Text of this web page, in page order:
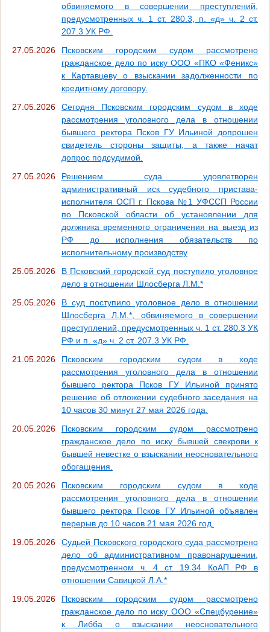
обвиняемого в совершении преступлений,
предусмотренных ч. 1 ст. 280.3, п. «д» ч. 2 ст.
207.3 УК РФ.
27.05.2026
Псковским городским судом рассмотрено
гражданское дело по иску ООО «ПКО «Феникс»
к Картавцеву о взыскании задолженности по
кредитному договору.
27.05.2026
Сегодня Псковским городским судом в ходе
рассмотрения уголовного дела в отношении
бывшего ректора Псков ГУ Ильиной допрошен
свидетель стороны защиты, а также начат
допрос подсудимой.
27.05.2026
Решением суда удовлетворен
административный иск судебного пристава-
исполнителя ОСП г. Пскова №1 УФССП России
по Псковской области об установлении для
должника временного ограничения на выезд из
РФ до исполнения обязательств по
исполнительному производству
25.05.2026
В Псковский городской суд поступило уголовное
дело в отношении Шлосберга Л.М.*
25.05.2026
В суд поступило уголовное дело в отношении
Шлосберга Л.М.*, обвиняемого в совершении
преступлений, предусмотренных ч. 1 ст. 280.3 УК
РФ и п. «д» ч. 2 ст. 207.3 УК РФ.
21.05.2026
Псковским городским судом в ходе
рассмотрения уголовного дела в отношении
бывшего ректора Псков ГУ Ильиной принято
решение об отложении судебного заседания на
10 часов 30 минут 27 мая 2026 года.
20.05.2026
Псковским городским судом рассмотрено
гражданское дело по иску бывшей свекрови к
бывшей невестке о взыскании неосновательного
обогащения.
20.05.2026
Псковским городским судом в ходе
рассмотрения уголовного дела в отношении
бывшего ректора Псков ГУ Ильиной объявлен
перерыв до 10 часов 21 мая 2026 год.
19.05.2026
Судьей Псковского городского суда рассмотрено
дело об административном правонарушении,
предусмотренном ч. 4 ст. 19.34 КоАП РФ в
отношении Савицкой Л.А.*
19.05.2026
Псковским городским судом рассмотрено
гражданское дело по иску ООО «Спецбурение»
к Либба о взыскании неосновательного